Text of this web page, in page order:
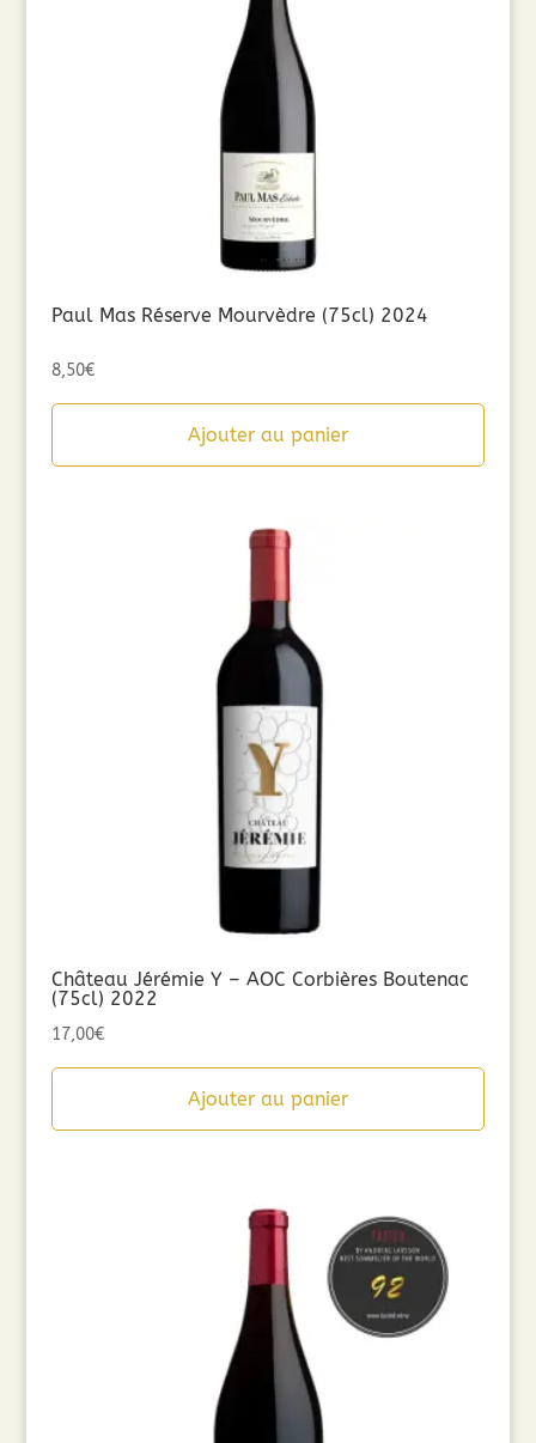
Paul Mas Réserve Mourvèdre (75cl) 2024
8,50€
Ajouter au panier
Château Jérémie Y – AOC Corbières Boutenac
(75cl) 2022
17,00€
Ajouter au panier